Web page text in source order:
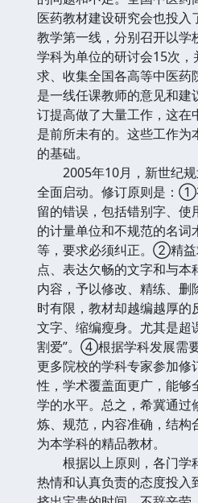
医药教材建设研究会也投入
教学第一线，分别召开以学
学科为单位的研讨会15次
求、收集全国各高等中医
是一线任课教师的意见和
订提高做了大量工作，这在
是前所未有的。这些工作
的基础。
2005年10月，新世纪规
全面启动。修订原则是：①
留的错误，包括错别字、
的计量单位和不规范的名
等，要求必须纠正。②精益
点、表达欠畅的文字和与
内容，予以修改、精练、
时有限，教材却越编越厚
文字、缩编瘦身。尤其是超
割爱”。④根据学科发展需
更多院校的学科专家参加修
性，学术覆盖面更广，能够
学的水平。总之，希冀通过
炼、规范，内容准确，结
为本学科的精品教材。
根据以上原则，各门学
热情和认真负责的态度投入